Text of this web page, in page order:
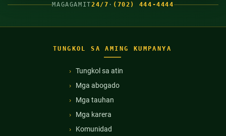
MAGAGAMIT24/7 · (702) 444-4444
TUNGKOL SA AMING KUMPANYA
Tungkol sa atin
Mga abogado
Mga tauhan
Mga karera
Komunidad